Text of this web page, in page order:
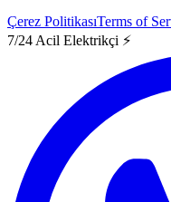
Çerez PolitikasıTerms of
7/24 Acil Elektrikçi ⚡